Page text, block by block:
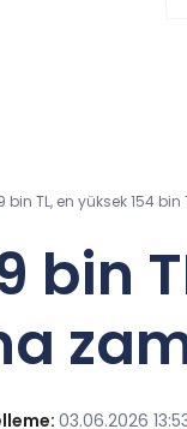
bin TL, en yüksek 154
bin
03.06.2026